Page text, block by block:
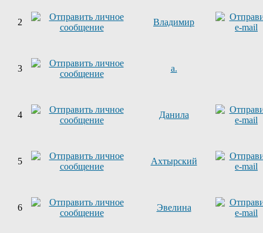
2 Владимир
3 a.
4 Данила
5 Ахтырский
6 Эвелина